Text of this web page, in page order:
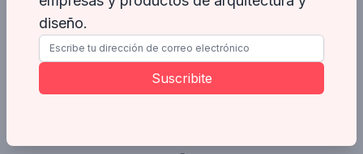
Serifa Arquitetura
Enviar mensaje
diseño.
Suscribite